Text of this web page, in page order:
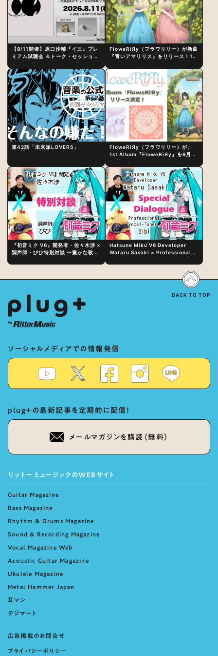
【8/11開催】原口沙輔『イ三』プレ
ミアム試聴会 ＆トーク・セッション
制作秘話
FloweRiЯy（フラワリリー）が新曲
『青いアマリリス』をリリース！1st
第42話「未来派LOVERS」
FloweRiЯy（フラワリリー）が、
1st Album『FloweRiЯy』を9月23
『初音ミク V6』開発者・佐々木渉 ×
調声師・びび特別対談 〜豊かな歌声
Hatsune Miku V6 Developer
Wataru Sasaki × Professional
Vocal Expression Lies in “Love
for the singing characters” and
ソーシャルメディアでの情報発信
plug+の最新記事を定期的に配信！
メールマガジンを購読（無料）
リットーミュージックのWEBサイト
Guitar Magazine
Bass Magazine
Rhythm & Drums Magazine
Sound & Recording Magazine
Vocal Magazine Web
Acoustic Guitar Magazine
Ukulele Magazine
Metal Hammer Japan
耳マン
デジマート
広告掲載のお問合せ
プライバシーポリシー
BACK TO TOP